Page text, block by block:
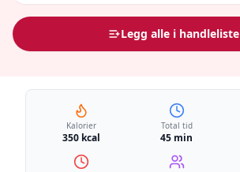
Legg alle i
Kalorier
350 kcal
Total tid
45 min